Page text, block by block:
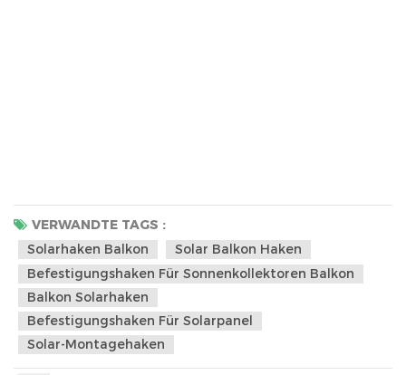
VERWANDTE TAGS :
Solarhaken Balkon
Solar Balkon Haken
Befestigungshaken Für Sonnenkollektoren Balkon
Balkon Solarhaken
Befestigungshaken Für Solarpanel
Solar-Montagehaken